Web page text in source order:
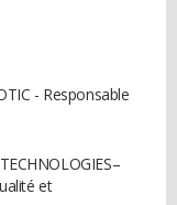
- Responsable
et